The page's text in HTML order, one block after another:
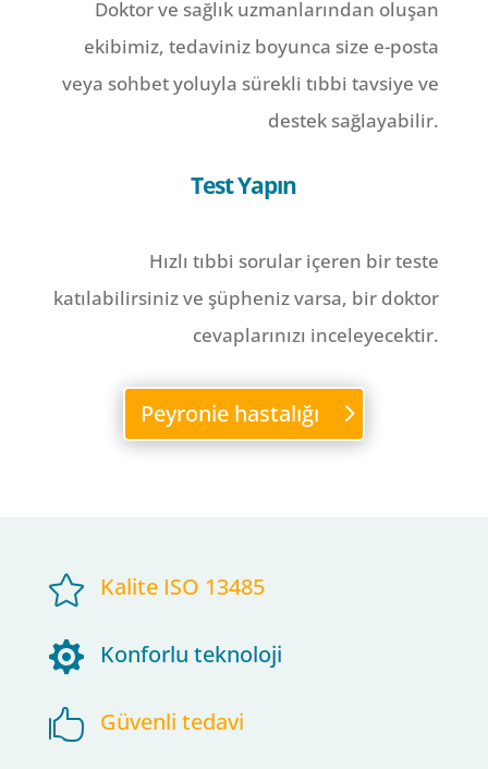
Doktor ve sağlık uzmanlarından oluşan
ekibimiz, tedaviniz boyunca size e-posta
veya sohbet yoluyla sürekli tıbbi tavsiye ve
destek sağlayabilir.
Test Yapın
Hızlı tıbbi sorular içeren bir teste
katılabilirsiniz ve şüpheniz varsa, bir doktor
cevaplarınızı inceleyecektir.
Peyronie hastalığı
 Kalite ISO 13485
 Konforlu teknoloji
 Güvenli tedavi